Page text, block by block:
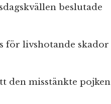
beslutade
för livshotande skador
den misstänkte pojken